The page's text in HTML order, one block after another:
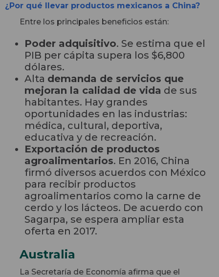
¿Por qué llevar productos mexicanos a China?
Entre los principales beneficios están:
Poder adquisitivo. Se estima que el
PIB per cápita supera los $6,800
dólares.
Alta demanda de servicios que
mejoran la calidad de vida de sus
habitantes. Hay grandes
oportunidades en las industrias:
médica, cultural, deportiva,
educativa y de recreación.
Exportación de productos
agroalimentarios. En 2016, China
firmó diversos acuerdos con México
para recibir productos
agroalimentarios como la carne de
cerdo y los lácteos. De acuerdo con
Sagarpa, se espera ampliar esta
oferta en 2017.
Australia
La Secretaría de Economía afirma que el